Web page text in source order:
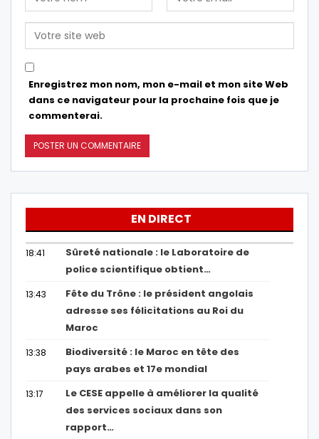
Enregistrez mon nom, mon e-mail et mon site Web
dans ce navigateur pour la prochaine fois que je
commenterai.
EN DIRECT
18:41
Sûreté nationale : le Laboratoire de
police scientifique obtient…
13:43
Fête du Trône : le président angolais
adresse ses félicitations au Roi du
Maroc
13:38
Biodiversité : le Maroc en tête des
pays arabes et 17e mondial
13:17
Le CESE appelle à améliorer la qualité
des services sociaux dans son
rapport…